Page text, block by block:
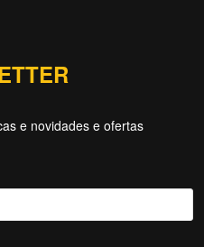
e novidades e ofertas